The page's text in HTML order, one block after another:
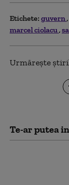
Etichete: guvern
marcel ciolacu
Urmărește
Te-ar putea